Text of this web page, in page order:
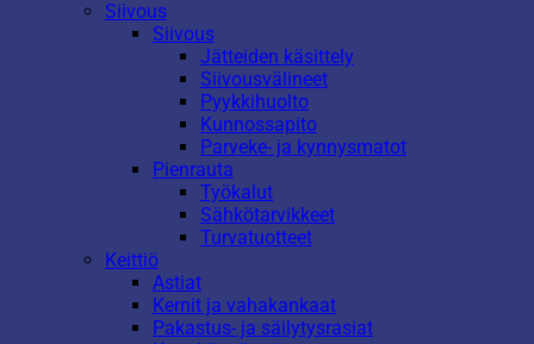
Siivous
Siivous
Jätteiden käsittely
Siivousvälineet
Pyykkihuolto
Kunnossapito
Parveke- ja kynnysmatot
Pienrauta
Työkalut
Sähkötarvikkeet
Turvatuotteet
Keittiö
Astiat
Kernit ja vahakankaat
Pakastus- ja säilytysrasiat